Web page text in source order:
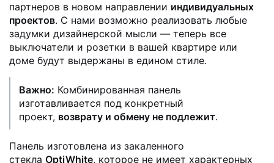
партнеров в новом направлении индивидуальных
проектов. С нами возможно реализовать любые
задумки дизайнерской мысли — теперь все
выключатели и розетки в вашей квартире или
доме будут выдержаны в едином стиле.
Важно: Комбинированная панель
изготавливается под конкретный
проект, возврату и обмену не подлежит.
Панель изготовлена из закаленного
стекла OptiWhite, которое не имеет характерных